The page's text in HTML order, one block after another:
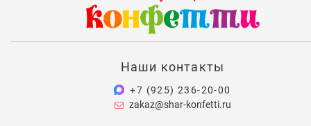
Наши контакты
+7 (925) 236-20-00
zakaz@shar-konfetti.ru